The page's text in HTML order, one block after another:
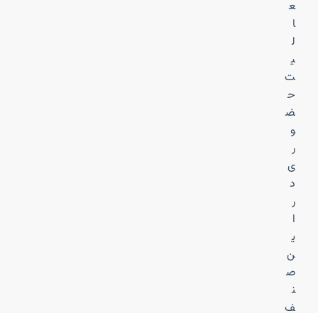
ع
ا
ل
ی
ت
ح
ض
و
ر
ی
د
ر
ا
ی
ن
ص
ن
ف